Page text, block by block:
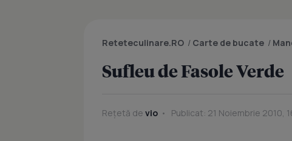
Reteteculinare.RO / Carte de bucate /
Sufleu de Fasole Verde
Rețetă de vio Publicat: 21 Noiembrie 2010,